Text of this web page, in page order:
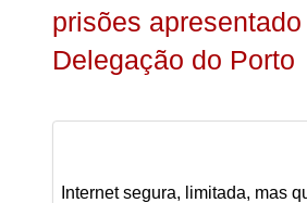
prisões apresentado
Delegação do Porto
Internet segura, limitada, mas